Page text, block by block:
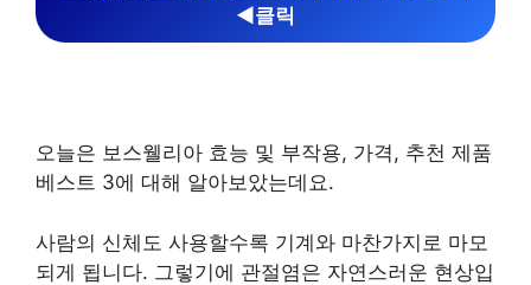
◀︎클릭
오늘은 보스웰리아 효능 및 부작용, 가격, 추천 제품
베스트 3에 대해 알아보았는데요.
사람의 신체도 사용할수록 기계와 마찬가지로 마모
되게 됩니다. 그렇기에 관절염은 자연스러운 현상입